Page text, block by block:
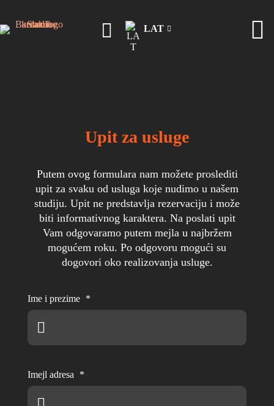
LAT
Upit za usluge
Putem ovog formulara nam možete proslediti
upit za svaku od usluga koje nudimo u našem
studiju. Upit ne predstavlja rezervaciju i može
biti informativnog karaktera. Na poslati upit
Vam odgovaramo putem mejla u najbržem
mogućem roku. Po odgovoru mogući su
dogovori oko realizovanja usluge.
Ime i prezime *
Imejl adresa *